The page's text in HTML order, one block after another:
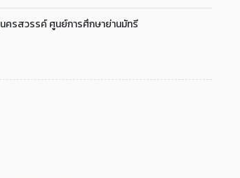
ครสวรรค์ ศูนย์การศึกษาย่านมัทรี